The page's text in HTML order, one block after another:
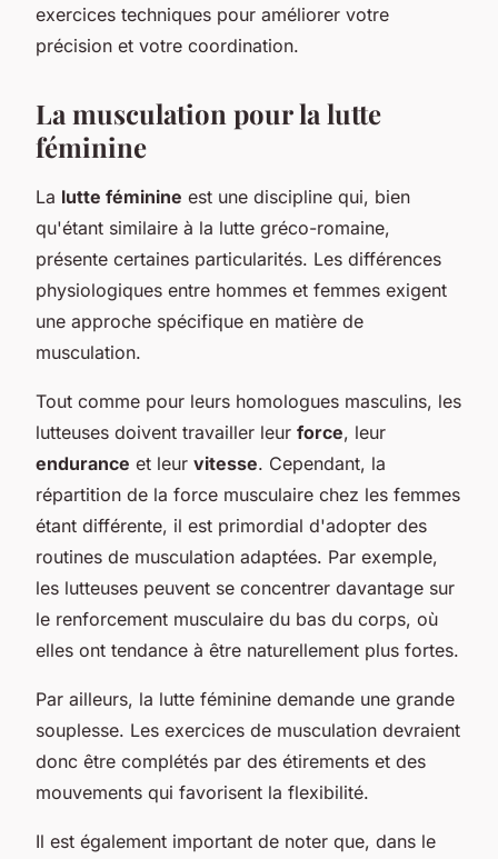
exercices techniques pour améliorer votre
précision et votre coordination.
La musculation pour la lutte
féminine
La lutte féminine est une discipline qui, bien
qu'étant similaire à la lutte gréco-romaine,
présente certaines particularités. Les différences
physiologiques entre hommes et femmes exigent
une approche spécifique en matière de
musculation.
Tout comme pour leurs homologues masculins, les
lutteuses doivent travailler leur force, leur
endurance et leur vitesse. Cependant, la
répartition de la force musculaire chez les femmes
étant différente, il est primordial d'adopter des
routines de musculation adaptées. Par exemple,
les lutteuses peuvent se concentrer davantage sur
le renforcement musculaire du bas du corps, où
elles ont tendance à être naturellement plus fortes.
Par ailleurs, la lutte féminine demande une grande
souplesse. Les exercices de musculation devraient
donc être complétés par des étirements et des
mouvements qui favorisent la flexibilité.
Il est également important de noter que, dans le